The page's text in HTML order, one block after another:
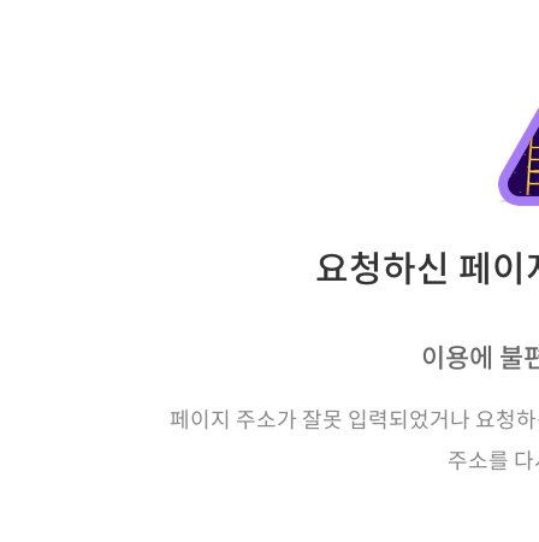
요청하신 페
이용에 불
페이지 주소가 잘못 입력되었거나 요청
주소를